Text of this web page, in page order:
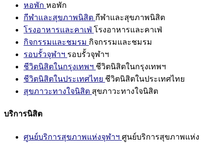
หอพัก หอพัก
กีฬาและสุขภาพนิสิต กีฬาและสุขภาพนิสิต
โรงอาหารและคาเฟ่ โรงอาหารและคาเฟ่
กิจกรรมและชมรม กิจกรรมและชมรม
รอบรั้วจุฬาฯ รอบรั้วจุฬาฯ
ชีวิตนิสิตในกรุงเทพฯ ชีวิตนิสิตในกรุงเทพฯ
ชีวิตนิสิตในประเทศไทย ชีวิตนิสิตในประเทศไทย
สุขภาวะทางใจนิสิต สุขภาวะทางใจนิสิต
บริการนิสิต
ศูนย์บริการสุขภาพแห่งจุฬาฯ ศูนย์บริการสุขภาพแห่ง